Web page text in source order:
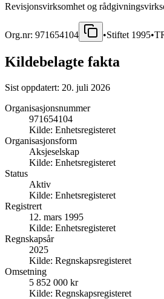
Revisjonsvirksomhet og
Org.nr: 971654104 •Stiftet 1995•
Kildebelagte fakta
Sist oppdatert: 20. juli 2026
Organisasjonsnummer
971654104
Kilde: Enhetsregisteret
Organisasjonsform
Aksjeselskap
Kilde: Enhetsregisteret
Status
Aktiv
Kilde: Enhetsregisteret
Registrert
12. mars 1995
Kilde: Enhetsregisteret
Regnskapsår
2025
Kilde: Regnskapsregisteret
Omsetning
5 852 000 kr
Kilde: Regnskapsregisteret